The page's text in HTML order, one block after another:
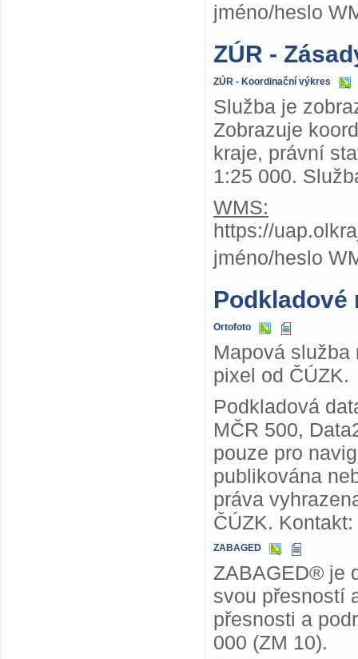
jméno/heslo
ZÚR -
ZÚR - Koordinační výkres
Služba je
Zobrazuje
kraje, právní
1:25 000.
WMS:
https://
jméno/heslo
Podkladové
Ortofoto
Mapová
pixel od ČÚZK.
Podkladová
MČR 500,
pouze pro
publikována
práva
ČÚZK.
ZABAGED
ZABAGED® je
svou přesností
přesnosti a
000 (ZM 10).